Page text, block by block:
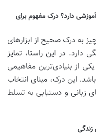
دارد؟ درک مفهوم برای
به درک صحیح از ابزارهای
دارد. در این راستا، تمایز
از بنیادی‌ترین مفاهیمی
این درک، مبنای انتخاب
زبانی و دستیابی به تسلط